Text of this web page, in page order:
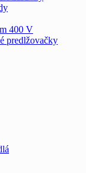
400 V
predlžovačky